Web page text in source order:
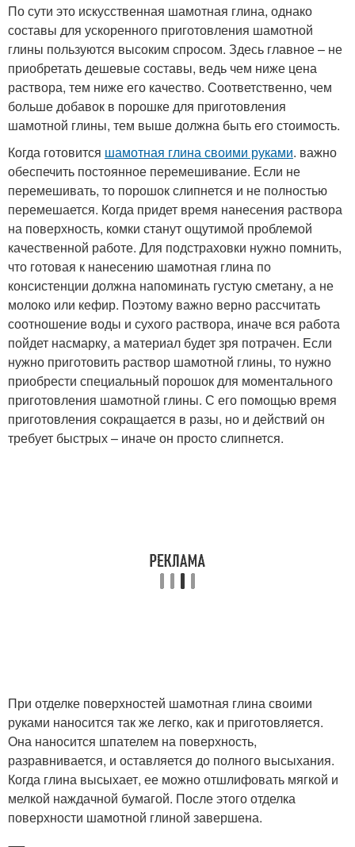
По сути это искусственная шамотная глина, однако
составы для ускоренного приготовления шамотной
глины пользуются высоким спросом. Здесь главное – не
приобретать дешевые составы, ведь чем ниже цена
раствора, тем ниже его качество. Соответственно, чем
больше добавок в порошке для приготовления
шамотной глины, тем выше должна быть его стоимость.
Когда готовится шамотная глина своими руками. важно
обеспечить постоянное перемешивание. Если не
перемешивать, то порошок слипнется и не полностью
перемешается. Когда придет время нанесения раствора
на поверхность, комки станут ощутимой проблемой
качественной работе. Для подстраховки нужно помнить,
что готовая к нанесению шамотная глина по
консистенции должна напоминать густую сметану, а не
молоко или кефир. Поэтому важно верно рассчитать
соотношение воды и сухого раствора, иначе вся работа
пойдет насмарку, а материал будет зря потрачен. Если
нужно приготовить раствор шамотной глины, то нужно
приобрести специальный порошок для моментального
приготовления шамотной глины. С его помощью время
приготовления сокращается в разы, но и действий он
требует быстрых – иначе он просто слипнется.
При отделке поверхностей шамотная глина своими
руками наносится так же легко, как и приготовляется.
Она наносится шпателем на поверхность,
разравнивается, и оставляется до полного высыхания.
Когда глина высыхает, ее можно отшлифовать мягкой и
мелкой наждачной бумагой. После этого отделка
поверхности шамотной глиной завершена.